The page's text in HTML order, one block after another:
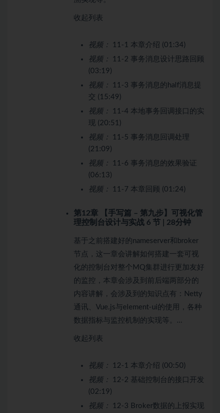
收起列表
视频：
11-1 本章介绍 (01:34)
视频：
11-2 事务消息设计思路回顾
(03:19)
视频：
11-3 事务消息的half消息提
交 (15:49)
视频：
11-4 本地事务回调接口的实
现 (20:51)
视频：
11-5 事务消息回调处理
(21:09)
视频：
11-6 事务消息的效果验证
(06:13)
视频：
11-7 本章回顾 (01:24)
第12章 【手写篇 – 第九步】可视化管
理控制台设计与实战 6 节 | 28分钟
基于之前搭建好的nameserver和broker
节点，这一章会讲解如何搭建一套可视
化的控制台对整个MQ集群进行更加友好
的监控，本章会涉及到前后端两部分的
内容讲解，会涉及到的知识点有：Netty
通讯、Vue.js与element-ui的使用，各种
数据指标与监控机制的实现等。…
收起列表
视频：
12-1 本章介绍 (00:50)
视频：
12-2 基础控制台的接口开发
(02:19)
视频：
12-3 Broker数据的上报实现